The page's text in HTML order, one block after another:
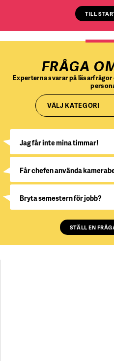
TILL
FRÅGA
Experterna svarar på
VÄLJ KATEGORI
Jag får inte mina timmar!
Får chefen använda
Bryta semestern för jobb?
STÄLL EN